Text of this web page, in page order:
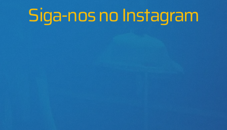
Siga-nos no Instagram